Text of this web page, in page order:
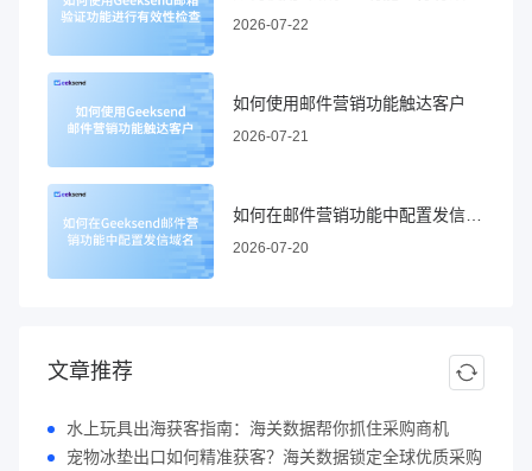
2026-07-22
如何使用邮件营销功能触达客户
2026-07-21
2026-07-20
文章推荐
水上玩具出海获客指南：海关数据帮你抓住采购商机
宠物冰垫出口如何精准获客？海关数据锁定全球优质采购